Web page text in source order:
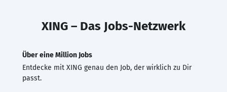
XING – Das Jobs-Netzwerk
Über eine Million Jobs
Entdecke mit XING genau den Job, der wirklich zu Dir
passt.